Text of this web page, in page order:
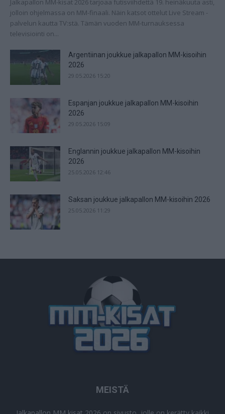
Jalkapallon MM-kisat 2026 tarjoaa futisviihdettä 19. heinäkuuta asti,
jolloin ohjelmassa on MM-finaali. Näin katsot ottelut Live Stream -
palvelun kautta TV:stä. Tämän vuoden MM-turnauksessa
televisiointi on...
Argentiinan joukkue jalkapallon MM-kisoihin
2026
29.05.2026 15:20
Espanjan joukkue jalkapallon MM-kisoihin
2026
29.05.2026 15:09
Englannin joukkue jalkapallon MM-kisoihin
2026
25.05.2026 12:46
Saksan joukkue jalkapallon MM-kisoihin 2026
25.05.2026 11:29
MEISTÄ